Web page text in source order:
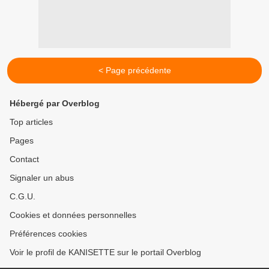
< Page précédente
Hébergé par Overblog
Top articles
Pages
Contact
Signaler un abus
C.G.U.
Cookies et données personnelles
Préférences cookies
Voir le profil de KANISETTE sur le portail Overblog